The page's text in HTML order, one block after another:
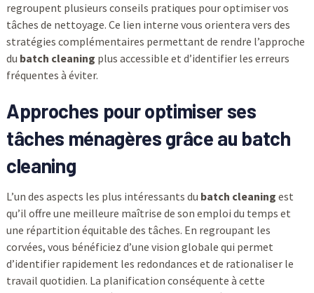
regroupent plusieurs conseils pratiques pour optimiser vos
tâches de nettoyage. Ce lien interne vous orientera vers des
stratégies complémentaires permettant de rendre l’approche
du batch cleaning plus accessible et d’identifier les erreurs
fréquentes à éviter.
Approches pour optimiser ses
tâches ménagères grâce au batch
cleaning
L’un des aspects les plus intéressants du batch cleaning est
qu’il offre une meilleure maîtrise de son emploi du temps et
une répartition équitable des tâches. En regroupant les
corvées, vous bénéficiez d’une vision globale qui permet
d’identifier rapidement les redondances et de rationaliser le
travail quotidien. La planification conséquente à cette